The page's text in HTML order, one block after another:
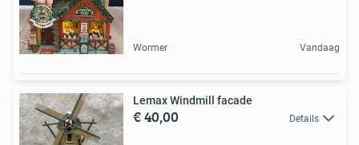
Wormer Vandaag
Lemax Windmill facade
€ 40,00 Details